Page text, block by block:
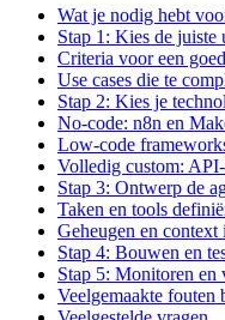
Wat je nodig hebt
Stap 1: Kies de juiste
Criteria voor een
Use cases die te
Stap 2: Kies je
No-code: n8n en
Low-code
Volledig custom:
Stap 3: Ontwerp de
Taken en tools
Geheugen en context
Stap 4: Bouwen en
Stap 5: Monitoren en
Veelgemaakte